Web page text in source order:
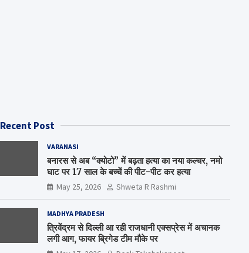
Recent Post
VARANASI
बनारस से अब “क्योटो” में बढ़ता हत्या का नया कल्चर, नमो
घाट पर 17 साल के बच्चें की पीट-पीट कर हत्या
May 25, 2026 Shweta R Rashmi
MADHYA PRADESH
त्रिवेंद्रम से दिल्ली आ रही राजधानी एक्सप्रेस में अचानक
लगी आग, फायर ब्रिगेड टीम मौके पर